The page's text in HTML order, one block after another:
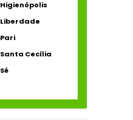
Higienópolis
Liberdade
Pari
Santa Cecília
Sé